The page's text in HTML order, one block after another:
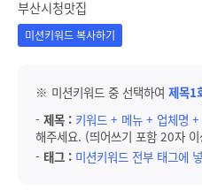
부산시청맛집
미션키워드 복사하기
※ 미션키워드 중 선택하여 제목1
- 제목 : 키워드 + 메뉴 + 업체명
해주세요. (띄어쓰기 포함 20자 이
- 태그 : 미션키워드 전부 태그에